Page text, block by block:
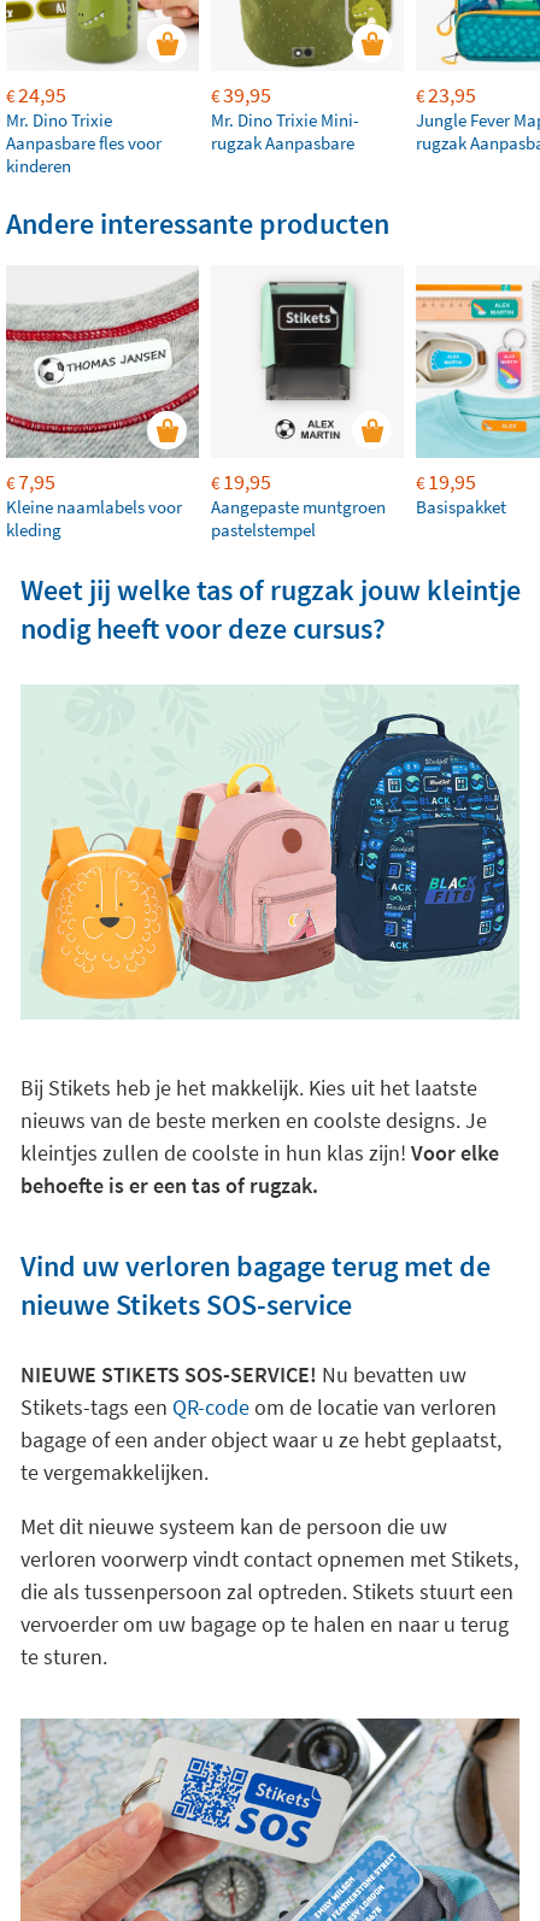
€24,95
Mr. Dino Trixie
Aanpasbare fles voor
kinderen
€39,95
Mr. Dino Trixie Mini-
rugzak Aanpasbare
€23,95
Jungle Fever
rugzak
Andere interessante producten
€7,95
Kleine naamlabels voor
kleding
€19,95
Aangepaste muntgroen
pastelstempel
€19,95
Basispakket
Weet jij welke tas of rugzak jouw kleintje
nodig heeft voor deze cursus?
Bij Stikets heb je het makkelijk. Kies uit het laatste
nieuws van de beste merken en coolste designs. Je
kleintjes zullen de coolste in hun klas zijn! Voor elke
behoefte is er een tas of rugzak.
Vind uw verloren bagage terug met de
nieuwe Stikets SOS-service
NIEUWE STIKETS SOS-SERVICE! Nu bevatten uw
Stikets-tags een QR-codeom de locatie van verloren
bagage of een ander object waar u ze hebt geplaatst,
te vergemakkelijken.
Met dit nieuwe systeem kan de persoon die uw
verloren voorwerp vindt contact opnemen met Stikets,
die als tussenpersoon zal optreden. Stikets stuurt een
vervoerder om uw bagage op te halen en naar u terug
te sturen.